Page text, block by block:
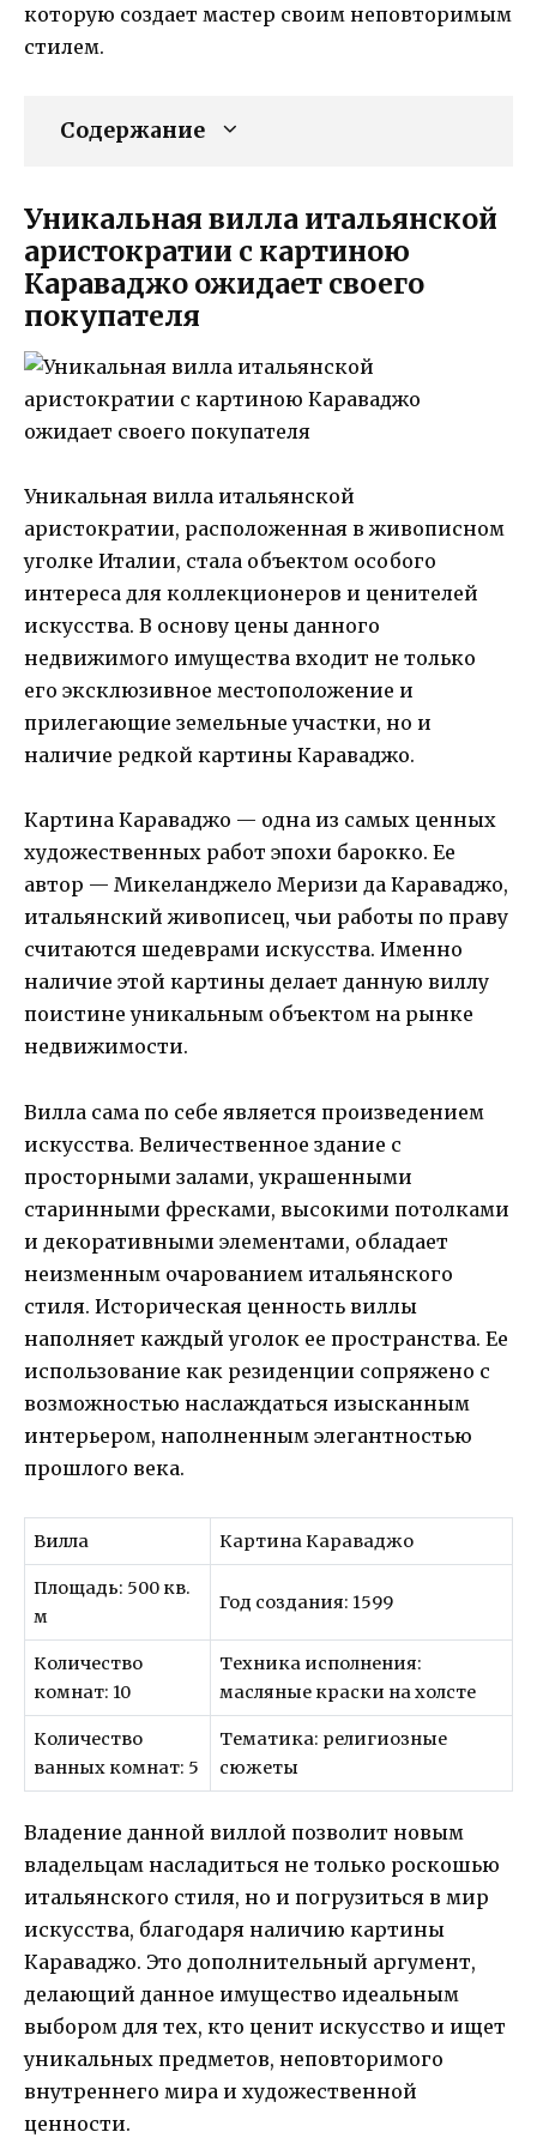
которую создает мастер своим неповторимым
стилем.
Содержание
Уникальная вилла итальянской
аристократии с картиною
Караваджо ожидает своего
покупателя
Уникальная вилла итальянской
аристократии, расположенная в живописном
уголке Италии, стала объектом особого
интереса для коллекционеров и ценителей
искусства. В основу цены данного
недвижимого имущества входит не только
его эксклюзивное местоположение и
прилегающие земельные участки, но и
наличие редкой картины Караваджо.
Картина Караваджо — одна из самых ценных
художественных работ эпохи барокко. Ее
автор — Микеланджело Меризи да Караваджо,
итальянский живописец, чьи работы по праву
считаются шедеврами искусства. Именно
наличие этой картины делает данную виллу
поистине уникальным объектом на рынке
недвижимости.
Вилла сама по себе является произведением
искусства. Величественное здание с
просторными залами, украшенными
старинными фресками, высокими потолками
и декоративными элементами, обладает
неизменным очарованием итальянского
стиля. Историческая ценность виллы
наполняет каждый уголок ее пространства. Ее
использование как резиденции сопряжено с
возможностью наслаждаться изысканным
интерьером, наполненным элегантностью
прошлого века.
Вилла Картина Караваджо
Площадь: 500 кв.
м
Год создания: 1599
Количество
комнат: 10
Техника исполнения:
масляные краски на холсте
Количество
ванных комнат: 5
Тематика: религиозные
сюжеты
Владение данной виллой позволит новым
владельцам насладиться не только роскошью
итальянского стиля, но и погрузиться в мир
искусства, благодаря наличию картины
Караваджо. Это дополнительный аргумент,
делающий данное имущество идеальным
выбором для тех, кто ценит искусство и ищет
уникальных предметов, неповторимого
внутреннего мира и художественной
ценности.